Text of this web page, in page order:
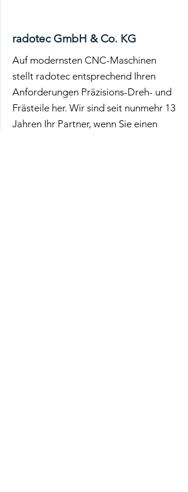
radotec GmbH & Co. KG
Auf modernsten CNC-Maschinen
stellt radotec entsprechend Ihren
Anforderungen Präzisions-Dreh- und
Frästeile her. Wir sind seit nunmehr 13
Jahren Ihr Partner, wenn Sie einen